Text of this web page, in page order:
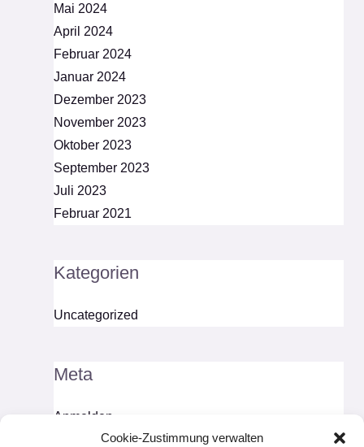
Cookie-Zustimmung verwalten
Mai 2024
April 2024
Februar 2024
Januar 2024
Dezember 2023
November 2023
Oktober 2023
September 2023
Juli 2023
Februar 2021
Kategorien
Uncategorized
Meta
Anmelden
Eintrags-Feed